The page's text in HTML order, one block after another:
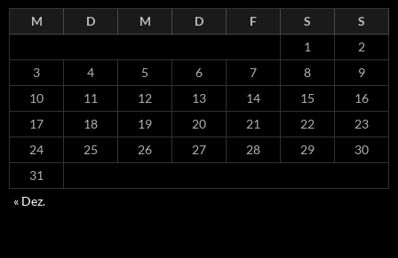
M D M D F S
S
1
2
3
4 5 6 7 8
9
10
11 12 13 14 15
16
17
18 19 20 21 22
23
24
25 26 27 28 29
30
31
« Dez.